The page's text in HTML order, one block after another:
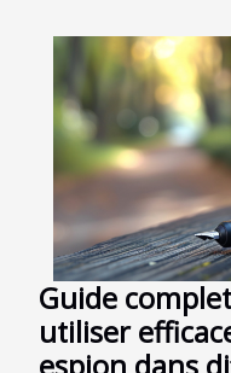
Guide
utiliser